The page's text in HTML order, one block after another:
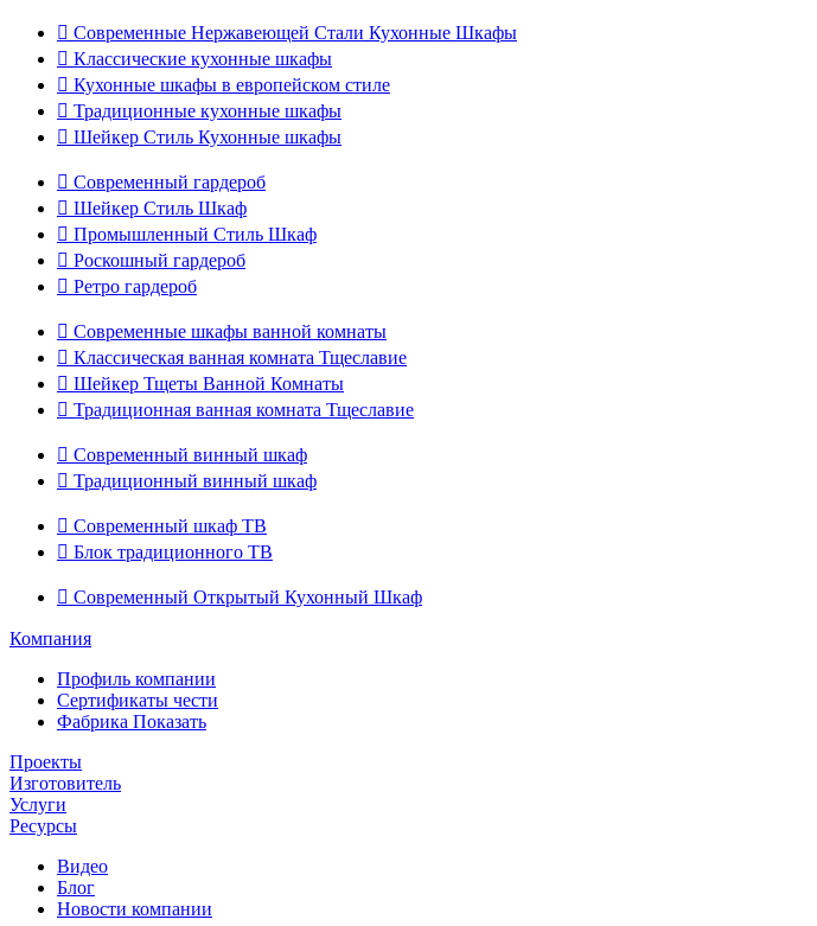
 Современные Нержавеющей Стали Кухонные Шкафы
 Классические кухонные шкафы
 Кухонные шкафы в европейском стиле
 Традиционные кухонные шкафы
 Шейкер Стиль Кухонные шкафы
 Современный гардероб
 Шейкер Стиль Шкаф
 Промышленный Стиль Шкаф
 Роскошный гардероб
 Ретро гардероб
 Современные шкафы ванной комнаты
 Классическая ванная комната Тщеславие
 Шейкер Тщеты Ванной Комнаты
 Традиционная ванная комната Тщеславие
 Современный винный шкаф
 Традиционный винный шкаф
 Современный шкаф ТВ
 Блок традиционного ТВ
 Современный Открытый Кухонный Шкаф
Компания
Профиль компании
Сертификаты чести
Фабрика Показать
Проекты
Изготовитель
Услуги
Ресурсы
Видео
Блог
Новости компании